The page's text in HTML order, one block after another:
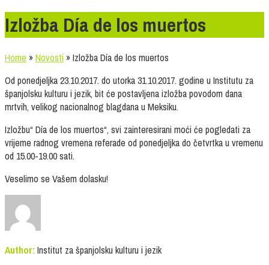
Izložba Día de los muertos
Home »Novosti »Izložba Día de los muertos
Od ponedjeljka 23.10.2017. do utorka 31.10.2017. godine u Institutu za
španjolsku kulturu i jezik, bit će postavljena izložba povodom dana
mrtvih, velikog nacionalnog blagdana u Meksiku.
Izložbu“ Día de los muertos“, svi zainteresirani moći će pogledati za
vrijeme radnog vremena referade od ponedjeljka do četvrtka u vremenu
od 15.00-19.00 sati.
Veselimo se Vašem dolasku!
Author: Institut za španjolsku kulturu i jezik